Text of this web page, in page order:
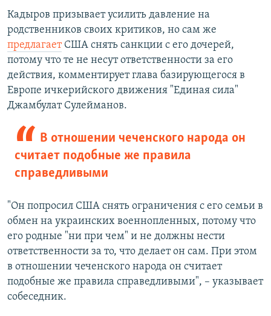
Кадыров призывает усилить давление на
родственников своих критиков, но сам же
предлагаетСША снять санкции с его дочерей,
потому что те не несут ответственности за его
действия, комментирует глава базирующегося в
Европе ичкерийского движения "Единая сила"
Джамбулат Сулейманов.
В отношении чеченского народа он
считает подобные же правила
справедливыми
"Он попросил США снять ограничения с его семьи в
обмен на украинских военнопленных, потому что
его родные "ни при чем" и не должны нести
ответственности за то, что делает он сам. При этом
в отношении чеченского народа он считает
подобные же правила справедливыми", – указывает
собеседник.